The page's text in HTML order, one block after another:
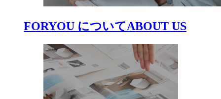
FORYOU についてABOUT US